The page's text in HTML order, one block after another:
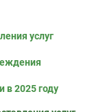
услуг
в 2025 году